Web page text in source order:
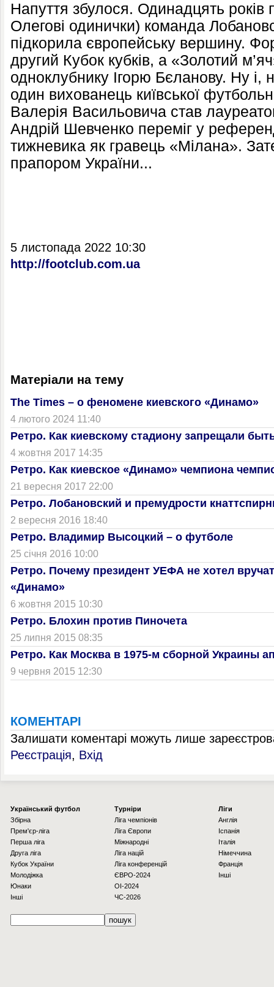
Напуття збулося. Одинадцять років
Олегові одинички) команда
підкорила європейську вершину.
другий Кубок кубків, а «Золотий
одноклубнику Ігорю Бєланову. Ну
один вихованець київської
Валерія Васильовича став
Андрій Шевченко переміг у
тижневика як гравець «Мілана».
прапором України...
5 листопада 2022 10:30
http://footclub.com.ua
Матеріали на тему
The Times – о феномене киевского «Динамо»
4 лютого 2024 11:40
Ретро. Как киевскому стадиону запрещали
4 жовтня 2017 14:35
Ретро. Как киевское «Динамо» чемпиона
21 вересня 2017 22:00
Ретро. Лобановский и премудрости
2 вересня 2016 18:40
Ретро. Владимир Высоцкий – о футболе
25 січня 2016 10:00
Ретро. Почему президент УЕФА не хотел
«Динамо»
6 жовтня 2015 10:30
Ретро. Блохин против Пиночета
25 липня 2015 08:35
Ретро. Как Москва в 1975-м сборной Украины
9 червня 2015 12:30
КОМЕНТАРІ
Залишати коментарі можуть лише
Реєстрація, Вхід
Українcький футбол
Збірна
Прем'єр-ліга
Перша ліга
Друга ліга
Кубок України
Молодіжка
Юнаки
Інші
Турніри
Ліга чемпіонів
Ліга Європи
Міжнародні
Ліга націй
Ліга конференцій
ЄВРО-2024
OI-2024
ЧС-2026
Ліги
Англія
Іспанія
Італія
Німеччина
Франція
Інші